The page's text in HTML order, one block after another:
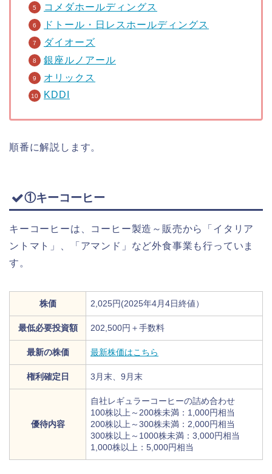
コメダホールディングス
ドトール・日レスホールディングス
ダイオーズ
銀座ルノアール
オリックス
KDDI
順番に解説します。
①キーコーヒー
キーコーヒーは、コーヒー製造～販売から「イタリア
ントマト」、「アマンド」など外食事業も行っていま
す。
株価 2,025円(2025年4月4日終値）
最低必要投資額 202,500円＋手数料
最新の株価 最新株価はこちら
権利確定日 3月末、9月末
優待内容
自社レギュラーコーヒーの詰め合わせ
100株以上～200株未満：1,000円相当
200株以上～300株未満：2,000円相当
300株以上～1000株未満：3,000円相当
1,000株以上：5,000円相当